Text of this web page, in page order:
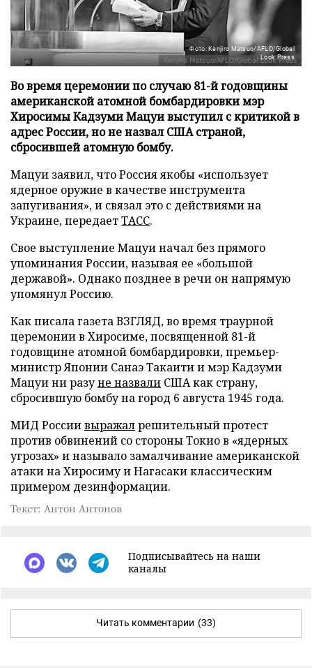
Фото: Kenjiro Matsuo/AFLO/Global
Look Press
Во время церемонии по случаю 81-й годовщины
американской атомной бомбардировки мэр
Хиросимы Кадзуми Мацуи выступил с критикой в
адрес России, но не назвал США страной,
сбросившей атомную бомбу.
Мацуи заявил, что Россия якобы «использует
ядерное оружие в качестве инструмента
запугивания», и связал это с действиями на
Украине, передаетТАСС.
Свое выступление Мацуи начал без прямого
упоминания России, называя ее «большой
державой». Однако позднее в речи он напрямую
упомянул Россию.
Как писала газета ВЗГЛЯД, во время траурной
церемонии в Хиросиме, посвященной 81-й
годовщине атомной бомбардировки, премьер-
министр Японии Санаэ Такаити и мэр Кадзуми
Мацуи ни разуне назвали США как страну,
сбросившую бомбу на город 6 августа 1945 года.
МИД Россиивыражалрешительный протест
против обвинений со стороны Токио в «ядерных
угрозах» и называло замалчивание американской
атаки на Хиросиму и Нагасаки классическим
примером дезинформации.
Текст: Антон Антонов
Подписывайтесь на наши
каналы
Читать комментарии (33)